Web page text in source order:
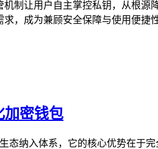
制让用户自主掌控私钥，从根
，成为兼顾安全保障与使用便
加密钱包
态纳入体系，它的核心优势在于